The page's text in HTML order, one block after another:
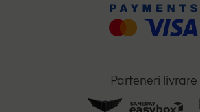
Parteneri livrare